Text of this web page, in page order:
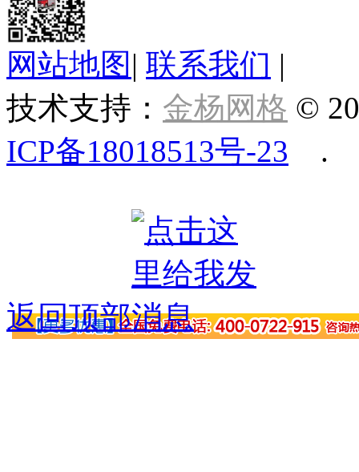
网站地图 | 联系我们 |
技术支持： 金杨网格 ©
ICP备18018513号-23 .
返回顶部